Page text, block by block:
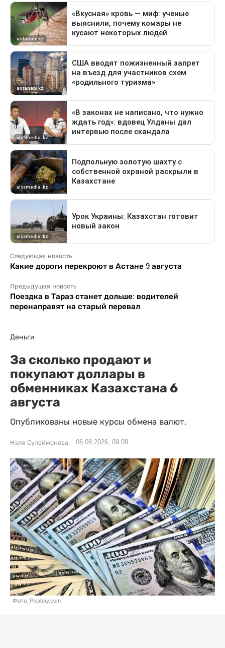
Следующая новость
Какие дороги перекроют в Астане 9 августа
Предыдущая новость
Поездка в Тараз станет дольше: водителей
перенаправят на старый перевал
Деньги
За сколько продают и
покупают доллары в
обменниках Казахстана 6
августа
Опубликованы новые курсы обмена валют.
Нэля Сулейменова 06.08.2026, 09:08
Фото: Pixabay.com